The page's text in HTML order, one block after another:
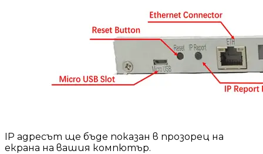
IP адресът ще бъде показан в прозорец на
екрана на вашия компютър.